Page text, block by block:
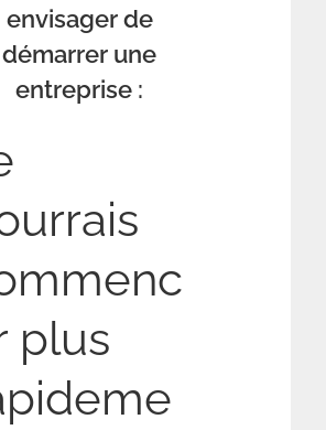
envisager de
démarrer une
entreprise :
plus